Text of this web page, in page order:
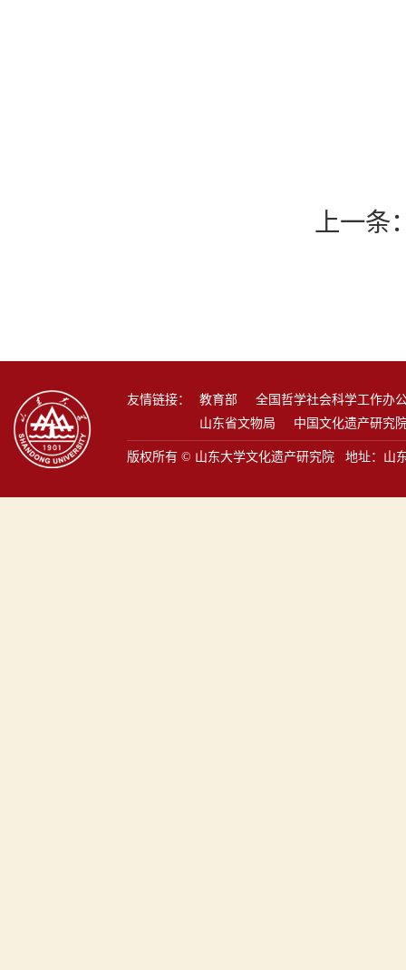
上一条
友情链接： 教育部
全国哲学社会科学工作办
山东省文物局
中国文化遗产研究
版权所有 © 山东大学文化遗产研究院 地址：山